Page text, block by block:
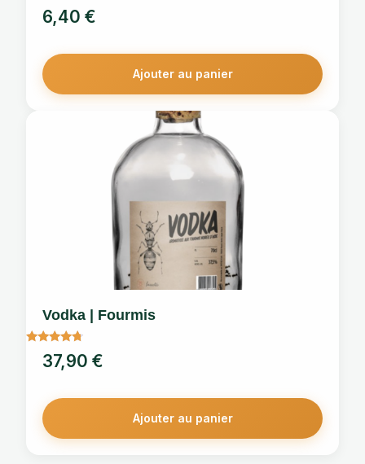
Note
4.67
sur 5
6,40 €
Ajouter au panier
Vodka | Fourmis
Note37,90 €
Ajouter au panier